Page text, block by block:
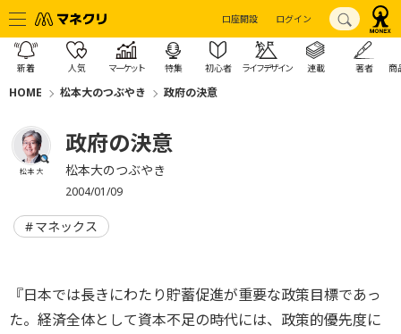
口座開設 ログイン
新着 人気 マーケット 特集 初心者 ライフデザイン 連載 著者 商
HOME 松本大のつぶやき 政府の決意
松本 大
政府の決意
松本大のつぶやき
2004/01/09
マネックス
『日本では長きにわたり貯蓄促進が重要な政策目標であっ
た。経済全体として資本不足の時代には、政策的優先度に